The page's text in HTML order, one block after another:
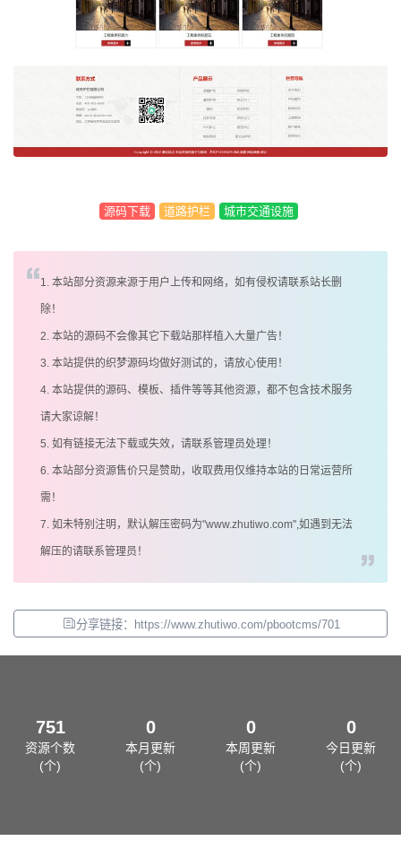
源码下载 道路护栏 城市交通设施
1. 本站部分资源来源于用户上传和网络，如有侵权请联系站长删
除！
2. 本站的源码不会像其它下载站那样植入大量广告！
3. 本站提供的织梦源码均做好测试的，请放心使用！
4. 本站提供的源码、模板、插件等等其他资源，都不包含技术服务
请大家谅解！
5. 如有链接无法下载或失效，请联系管理员处理！
6. 本站部分资源售价只是赞助，收取费用仅维持本站的日常运营所
需！
7. 如未特别注明，默认解压密码为"www.zhutiwo.com",如遇到无法
解压的请联系管理员！
分享链接：https://www.zhutiwo.com/pbootcms/701
751
资源个数
(个)
0
本月更新
(个)
0
本周更新
(个)
0
今日更新
(个)